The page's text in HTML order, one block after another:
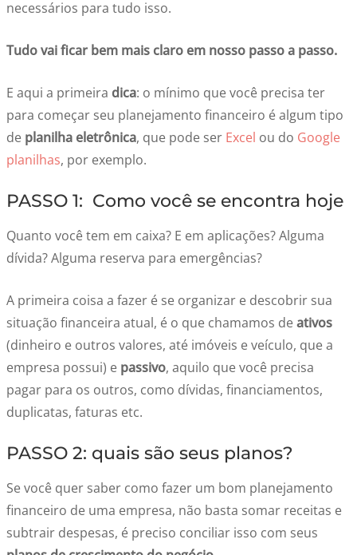
necessários para tudo isso.
Tudo vai ficar bem mais claro em nosso passo a passo.
E aqui a primeira dica: o mínimo que você precisa ter
para começar seu planejamento financeiro é algum tipo
de planilha eletrônica, que pode ser Excel ou do Google
planilhas, por exemplo.
PASSO 1: Como você se encontra hoje
Quanto você tem em caixa? E em aplicações? Alguma
dívida? Alguma reserva para emergências?
A primeira coisa a fazer é se organizar e descobrir sua
situação financeira atual, é o que chamamos deativos
(dinheiro e outros valores, até imóveis e veículo, que a
empresa possui) e passivo, aquilo que você precisa
pagar para os outros, como dívidas, financiamentos,
duplicatas, faturas etc.
PASSO 2: quais são seus planos?
Se você quer saber como fazer um bom planejamento
financeiro de uma empresa, não basta somar receitas e
subtrair despesas, é preciso conciliar isso com seus